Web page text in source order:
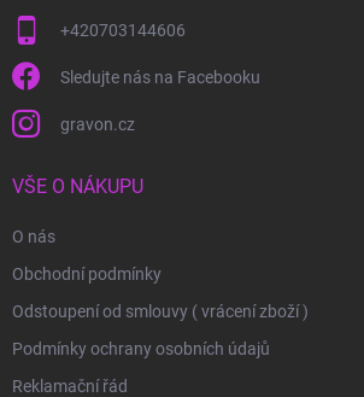
+420703144606
Sledujte nás na Facebooku
gravon.cz
VŠE O NÁKUPU
O nás
Obchodní podmínky
Odstoupení od smlouvy ( vrácení zboží )
Podmínky ochrany osobních údajů
Reklamační řád